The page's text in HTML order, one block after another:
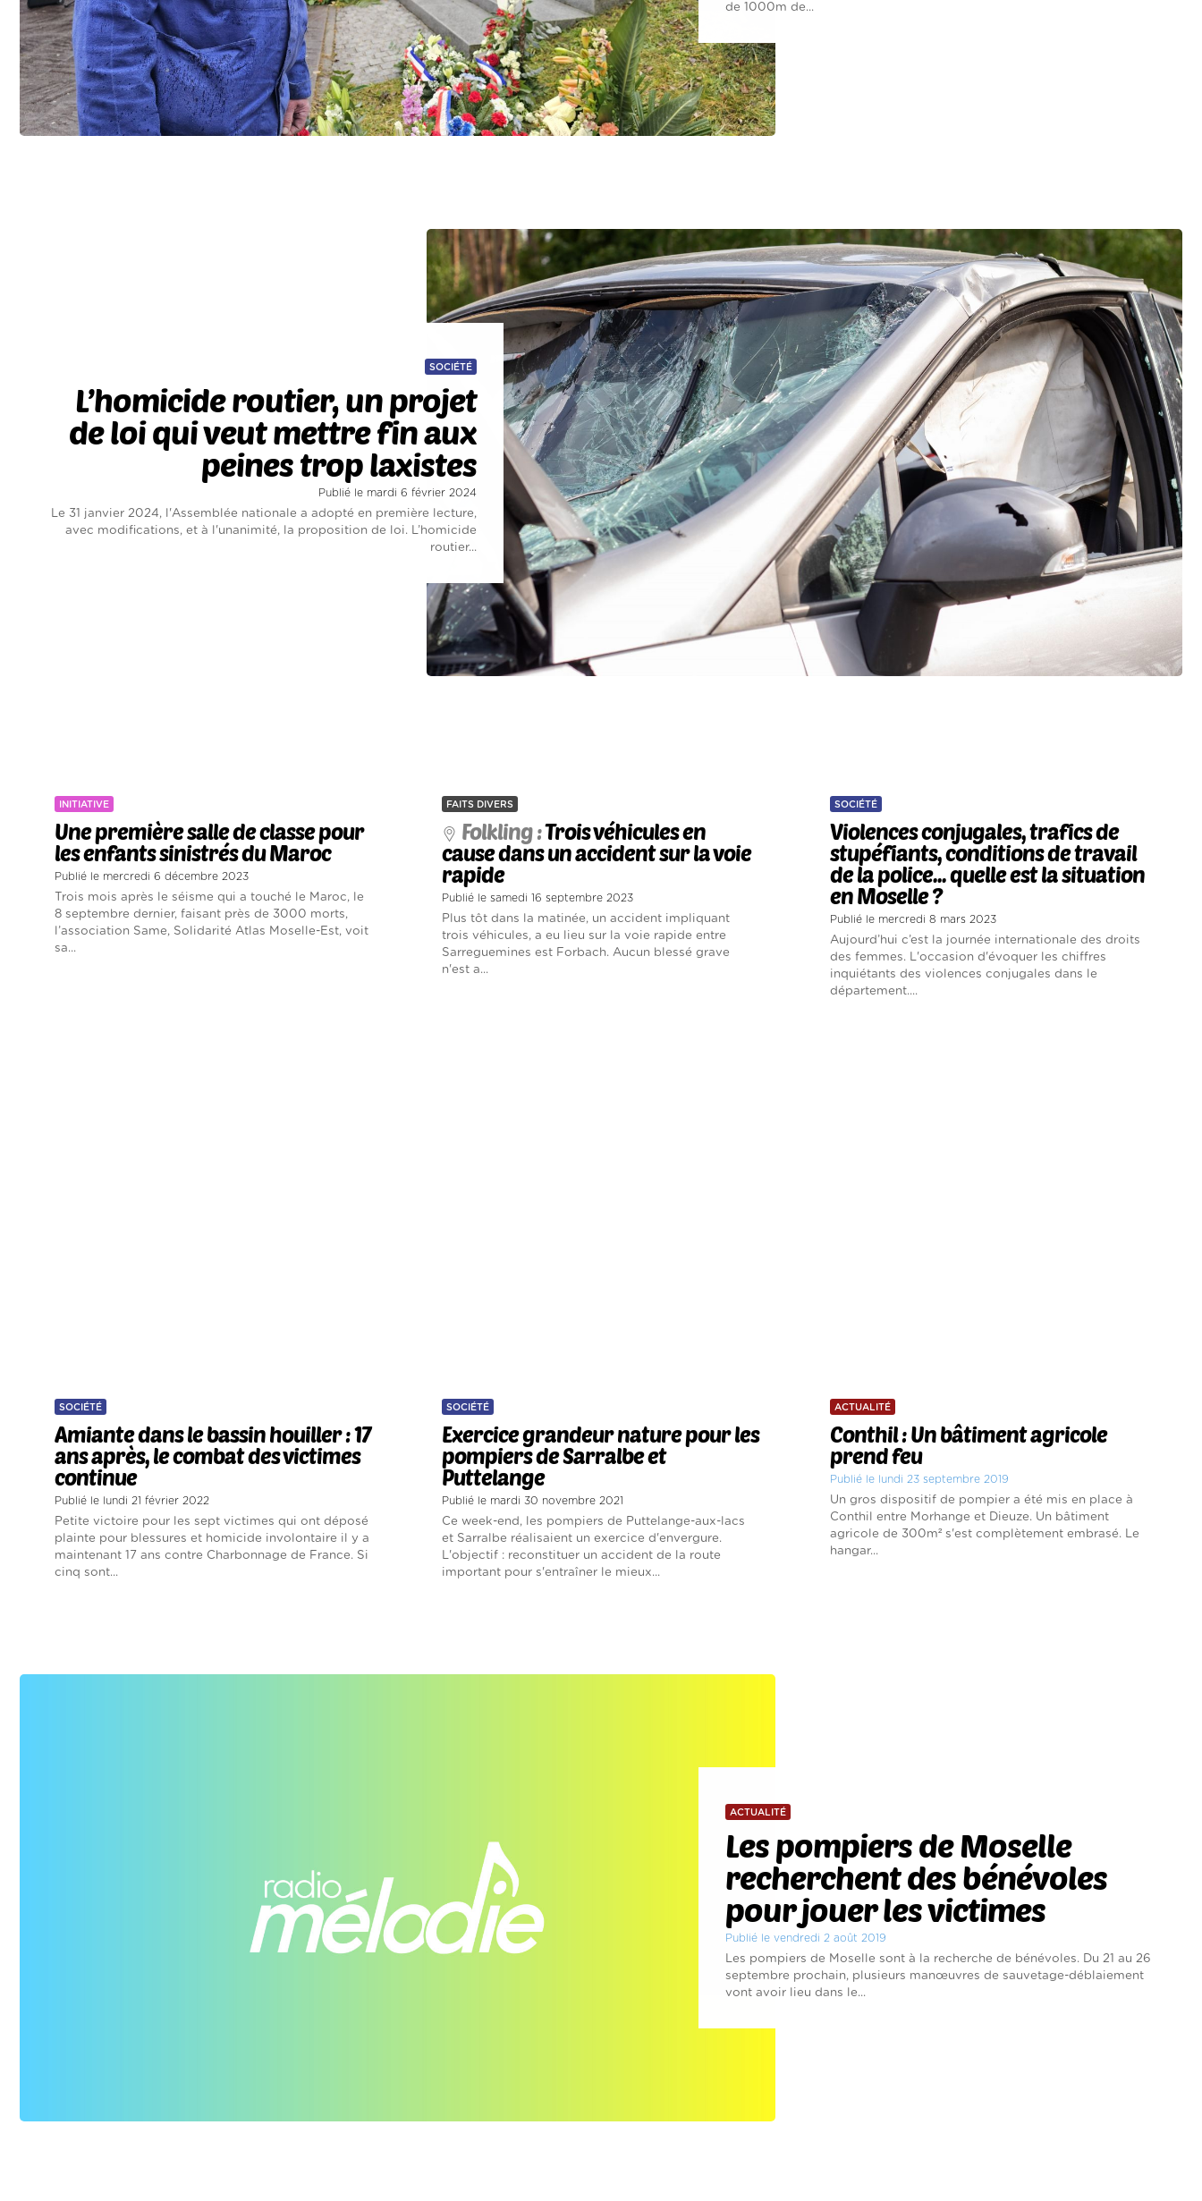
de 1000m de...
SOCIÉTÉ
L’homicide routier, un projet
de loi qui veut mettre fin aux
peines trop laxistes
Publié le mardi 6 février 2024
Le 31 janvier 2024, l'Assemblée nationale a adopté en première lecture,
avec modifications, et à l'unanimité, la proposition de loi. L’homicide
routier...
INITIATIVE
Une première salle de classe pour
les enfants sinistrés du Maroc
Publié le mercredi 6 décembre 2023
Trois mois après le séisme qui a touché le Maroc, le
8 septembre dernier, faisant près de 3000 morts,
l’association Same, Solidarité Atlas Moselle-Est, voit
sa...
FAITS DIVERS
Folkling :Trois véhicules en
cause dans un accident sur la voie
rapide
Publié le samedi 16 septembre 2023
Plus tôt dans la matinée, un accident impliquant
trois véhicules, a eu lieu sur la voie rapide entre
Sarreguemines est Forbach. Aucun blessé grave
n'est a...
SOCIÉTÉ
Violences conjugales, trafics de
stupéfiants, conditions de travail
de la police... quelle est la situation
en Moselle ?
Publié le mercredi 8 mars 2023
Aujourd’hui c’est la journée internationale des droits
des femmes. L'occasion d'évoquer les chiffres
inquiétants des violences conjugales dans le
département....
SOCIÉTÉ
Amiante dans le bassin houiller : 17
ans après, le combat des victimes
continue
Publié le lundi 21 février 2022
Petite victoire pour les sept victimes qui ont déposé
plainte pour blessures et homicide involontaire il y a
maintenant 17 ans contre Charbonnage de France. Si
cinq sont...
SOCIÉTÉ
Exercice grandeur nature pour les
pompiers de Sarralbe et
Puttelange
Publié le mardi 30 novembre 2021
Ce week-end, les pompiers de Puttelange-aux-lacs
et Sarralbe réalisaient un exercice d'envergure.
L'objectif : reconstituer un accident de la route
important pour s'entraîner le mieux...
ACTUALITÉ
Conthil : Un bâtiment agricole
prend feu
Publié le lundi 23 septembre 2019
Un gros dispositif de pompier a été mis en place à
Conthil entre Morhange et Dieuze. Un bâtiment
agricole de 300m² s'est complètement embrasé. Le
hangar...
ACTUALITÉ
Les pompiers de Moselle
recherchent des bénévoles
pour jouer les victimes
Publié le vendredi 2 août 2019
Les pompiers de Moselle sont à la recherche de bénévoles. Du 21 au 26
septembre prochain, plusieurs manœuvres de sauvetage-déblaiement
vont avoir lieu dans le...